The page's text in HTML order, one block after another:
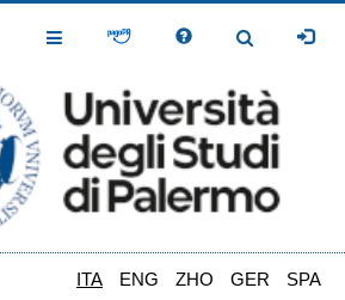
Toggle
Toggle
ITA ENG ZHO GER SPA